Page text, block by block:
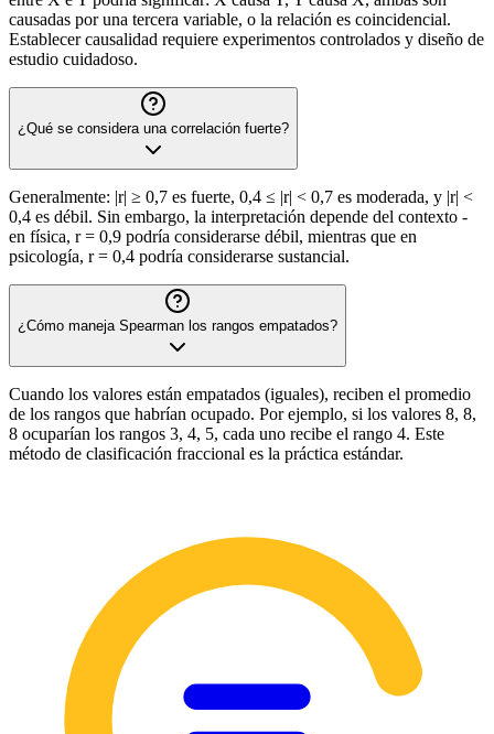
causadas por una tercera variable, o la relación es coincidencial.
Establecer causalidad requiere experimentos controlados y diseño de
estudio cuidadoso.
¿Qué se considera una correlación fuerte?
Generalmente: |r| ≥ 0,7 es fuerte, 0,4 ≤ |r| < 0,7 es moderada, y |r| <
0,4 es débil. Sin embargo, la interpretación depende del contexto -
en física, r = 0,9 podría considerarse débil, mientras que en
psicología, r = 0,4 podría considerarse sustancial.
¿Cómo maneja Spearman los rangos empatados?
Cuando los valores están empatados (iguales), reciben el promedio
de los rangos que habrían ocupado. Por ejemplo, si los valores 8, 8,
8 ocuparían los rangos 3, 4, 5, cada uno recibe el rango 4. Este
método de clasificación fraccional es la práctica estándar.